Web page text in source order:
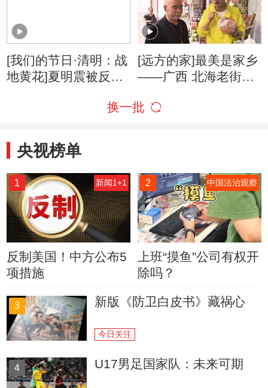
[我们的节日·清明：战
地黄花]夏明震被反革
[远方的家]最美是家乡
——广西 北海老街的
换一批
央视榜单
1 新闻1+1
反制美国！中方公布5
项措施
2 中国法治观察
上班“摸鱼”公司有权开
除吗？
3 新版《防卫白皮书》藏祸心
今日关注
4 U17男足国家队：未来可期